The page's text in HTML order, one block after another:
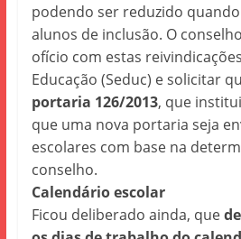
podendo ser reduzido
alunos de inclusão. O
ofício com estas
Educação (Seduc) e solicitar
portaria 126/2013, que
que uma nova portaria seja
escolares com base na
conselho.
Calendário escolar
Ficou deliberado ainda, que